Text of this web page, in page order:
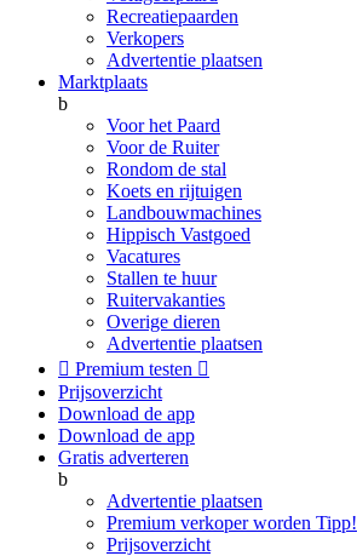
Recreatiepaarden
Verkopers
Advertentie plaatsen
Marktplaats
b
Voor het Paard
Voor de Ruiter
Rondom de stal
Koets en rijtuigen
Landbouwmachines
Hippisch Vastgoed
Vacatures
Stallen te huur
Ruitervakanties
Overige dieren
Advertentie plaatsen
 Premium testen 
Prijsoverzicht
Download de app
Download de app
Gratis adverteren
b
Advertentie plaatsen
Premium verkoper worden Tipp!
Prijsoverzicht